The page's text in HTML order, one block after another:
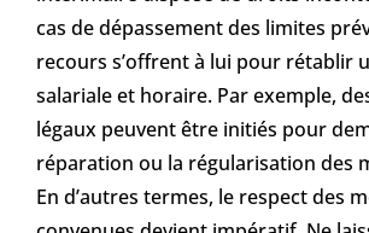
cas de dépassement des limites
recours s’offrent à lui pour rétablir
salariale et horaire. Par exemple,
légaux peuvent être initiés pour
réparation ou la régularisation des
En d’autres termes, le respect des